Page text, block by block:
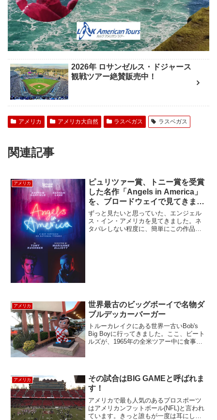
2026年 ロサンゼルス・ドジャース
観戦ツアー絶賛販売中！
アメリカ アメリカ大自然 ラスベガス ラスベガス
関連記事
アメリカ
ピュリツァー賞、トニー賞を受賞
した名作「Angels in America」
を、ブロードウェイで見てきまし
た！
ずっと見たいと思っていた、エンジェル
ス・イン・アメリカを見てきました。ネ
タバレしない程度に、簡単にこの作品を
アメリカ
世界最古のビッグボーイで名物ダ
ブルデッカーバーガー
トルーカレイクにある世界一古いBob's
Big Boyに行ってきました。ここ、ビート
ルズが、1965年の全米ツアー中に食事を
アメリカ
その試合はBIG GAMEと呼ばれま
す！
アメリカで最も人気のあるプロスポーツ
はアメリカンフットボール(NFL)と言われ
ています。きっと誰もが一度は耳にした